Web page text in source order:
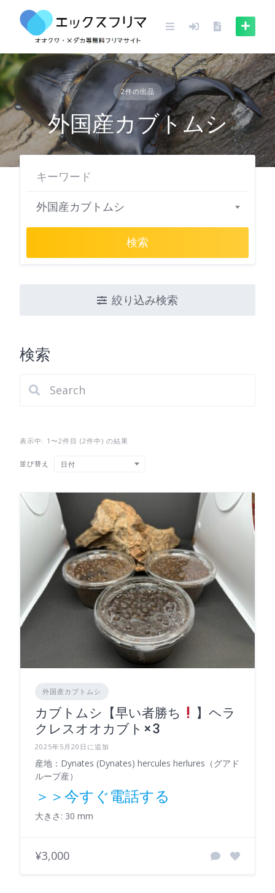
content
2件の出品
外国産カブトムシ
外国産カブトムシ
検索
絞り込み検索
検索
表示中: 1〜2件目 (2件中) の結果
並び替え 日付
外国産カブトムシ
カブトムシ【早い者勝ち
】ヘラ
クレスオオカブト×3
2025年5月20日に追加
産地：Dynates (Dynates) hercules herlures（グアド
ループ産）
＞＞今すぐ電話する
大きさ: 30 mm
¥3,000